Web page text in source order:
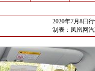
2020年7月8日
制表： 凤凰网